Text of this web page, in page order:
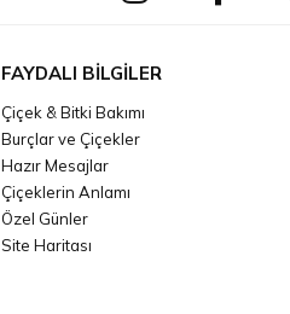
FAYDALI BILGILER
Çiçek & Bitki Bakımı
Burçlar ve Çiçekler
Hazır Mesajlar
Çiçeklerin Anlamı
Özel Günler
Site Haritası